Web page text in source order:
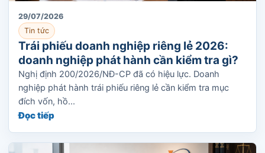
29/07/2026
Tin tức
Trái phiếu doanh nghiệp riêng lẻ 2026:
doanh nghiệp phát hành cần kiểm tra gì?
Nghị định 200/2026/NĐ-CP đã có hiệu lực. Doanh
nghiệp phát hành trái phiếu riêng lẻ cần kiểm tra mục
đích vốn, hồ...
Đọc tiếp